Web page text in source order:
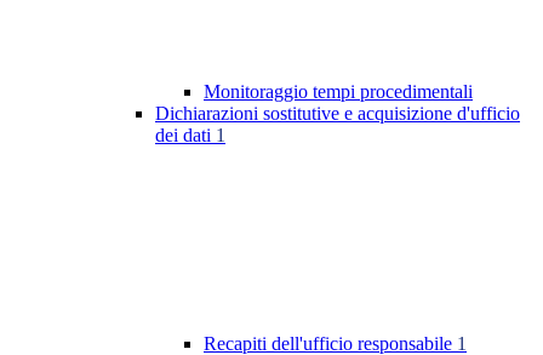
Monitoraggio tempi procedimentali
Dichiarazioni sostitutive e acquisizione d'ufficio
dei dati 1
Recapiti dell'ufficio responsabile 1